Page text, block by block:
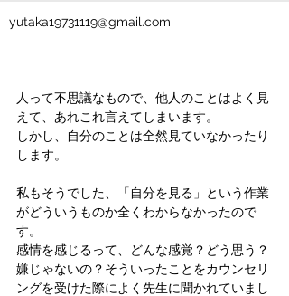
yutaka19731119@gmail.com
人って不思議なもので、他人のことはよく見
えて、あれこれ言えてしまいます。
しかし、自分のことは全然見ていなかったり
します。
私もそうでした、「自分を見る」という作業
がどういうものか全くわからなかったので
す。
感情を感じるって、どんな感覚？どう思う？
嫌じゃないの？そういったことをカウンセリ
ングを受けた際によく先生に聞かれていまし